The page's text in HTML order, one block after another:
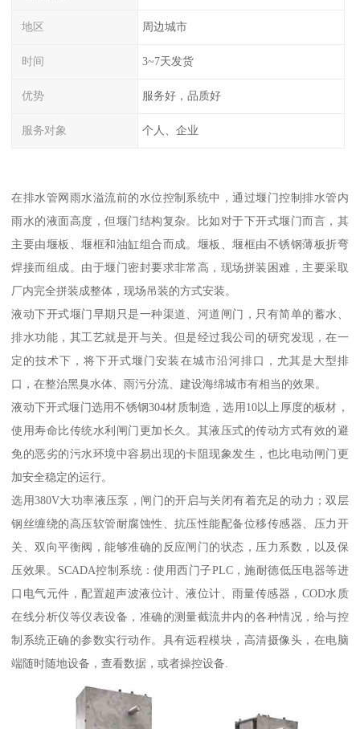
地区 周边城市
时间 3~7天发货
优势 服务好，品质好
服务对象 个人、企业
在排水管网雨水溢流前的水位控制系统中，通过堰门控制排水管内
雨水的液面高度，但堰门结构复杂。比如对于下开式堰门而言，其
主要由堰板、堰框和油缸组合而成。堰板、堰框由不锈钢薄板折弯
焊接而组成。由于堰门密封要求非常高，现场拼装困难，主要采取
厂内完全拼装成整体，现场吊装的方式安装。
液动下开式堰门早期只是一种渠道、河道闸门，只有简单的蓄水、
排水功能，其工艺就是开与关。但是经过我公司的研究发现，在一
定的技术下，将下开式堰门安装在城市沿河排口，尤其是大型排
口，在整治黑臭水体、雨污分流、建设海绵城市有相当的效果。
液动下开式堰门选用不锈钢304材质制造，选用10以上厚度的板材，
使用寿命比传统水利闸门更加长久。其液压式的传动方式有效的避
免的恶劣的污水环境中容易出现的卡阻现象发生，也比电动闸门更
加安全稳定的运行。
选用380V大功率液压泵，闸门的开启与关闭有着充足的动力；双层
钢丝缠绕的高压软管耐腐蚀性、抗压性能配备位移传感器、压力开
关、双向平衡阀，能够准确的反应闸门的状态，压力系数，以及保
压效果。SCADA控制系统：使用西门子PLC，施耐德低压电器等进
口电气元件，配置超声波液位计、液位计、雨量传感器，COD水质
在线分析仪等仪表设备，准确的测量截流井内的各种情况，给与控
制系统正确的参数实行动作。具有远程模块，高清摄像头，在电脑
端随时随地设备，查看数据，或者操控设备.